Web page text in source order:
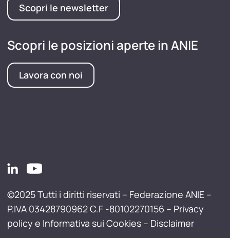
Scopri le newsletter
Scopri le posizioni aperte in ANIE
Lavora con noi
©2025 Tutti i diritti riservati – Federazione ANIE –
P.IVA 03428790962 C.F -80102270156 – Privacy
policy e Informativa sui Cookies – Disclaimer